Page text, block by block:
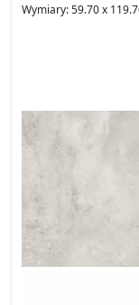
Wymiary: 59.70 x